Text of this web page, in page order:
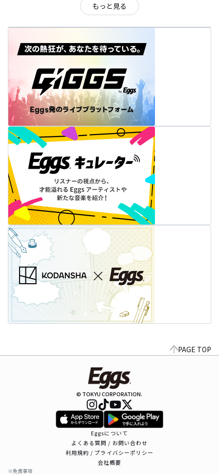
もっと見る
PAGE TOP
© TOKYU CORPORATION.
Eggsについて
よくある質問 / お問い合わせ
利用規約 / プライバシーポリシー
会社概要
※免責事項